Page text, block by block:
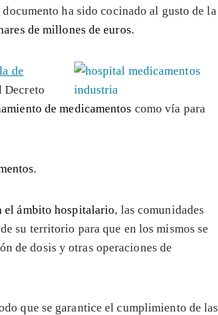
ha sido cocinado al gusto de la
de millones de euros.
de
Decreto
de medicamentos como vía para
.
el ámbito hospitalario, las comunidades
su territorio para que en los mismos se
de dosis y otras operaciones de
que se garantice el cumplimiento de las